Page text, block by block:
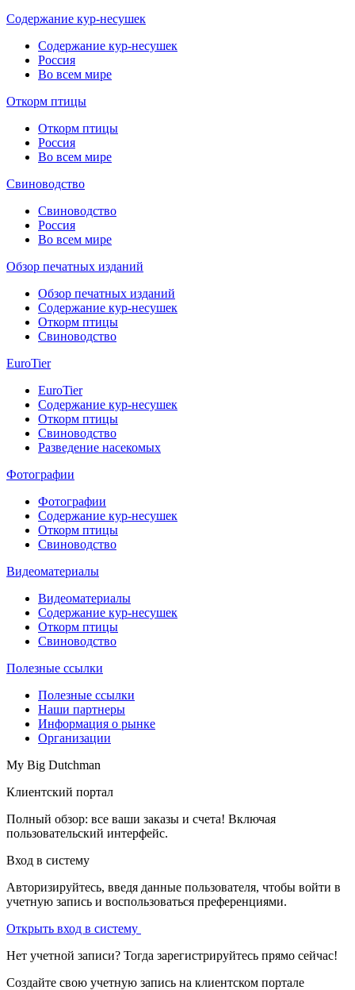
Содержание кур-несушек
Содержание кур-несушек
Россия
Во всем мире
Откорм птицы
Откорм птицы
Россия
Во всем мире
Свиноводство
Свиноводство
Россия
Во всем мире
Обзор печатных изданий
Обзор печатных изданий
Содержание кур-несушек
Откорм птицы
Свиноводство
EuroTier
EuroTier
Содержание кур-несушек
Откорм птицы
Свиноводство
Разведение насекомых
Фотографии
Фотографии
Содержание кур-несушек
Откорм птицы
Свиноводство
Видеоматериалы
Видеоматериалы
Содержание кур-несушек
Откорм птицы
Свиноводство
Полезные ссылки
Полезные ссылки
Наши партнеры
Информация о рынке
Организации
My Big Dutchman
Клиентский портал
Полный обзор: все ваши заказы и счета! Включая
пользовательский интерфейс.
Вход в систему
Авторизируйтесь, введя данные пользователя, чтобы войти в
учетную запись и воспользоваться преференциями.
Открыть вход в систему
Нет учетной записи? Тогда зарегистрируйтесь прямо сейчас!
Создайте свою учетную запись на клиентском портале